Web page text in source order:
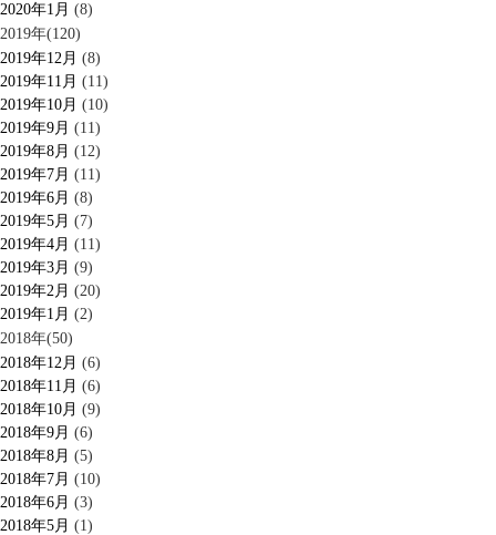
2020年1月 (8)
2019年(120)
2019年12月 (8)
2019年11月 (11)
2019年10月 (10)
2019年9月 (11)
2019年8月 (12)
2019年7月 (11)
2019年6月 (8)
2019年5月 (7)
2019年4月 (11)
2019年3月 (9)
2019年2月 (20)
2019年1月 (2)
2018年(50)
2018年12月 (6)
2018年11月 (6)
2018年10月 (9)
2018年9月 (6)
2018年8月 (5)
2018年7月 (10)
2018年6月 (3)
2018年5月 (1)